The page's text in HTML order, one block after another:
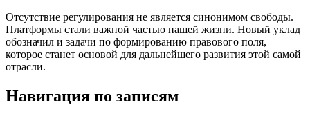
Отсутствие регулирования не является синонимом свободы.
Платформы стали важной частью нашей жизни. Новый уклад
обозначил и задачи по формированию правового поля,
которое станет основой для дальнейшего развития этой самой
отрасли.
Навигация по записям